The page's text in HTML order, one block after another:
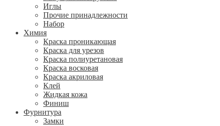
Иглы
Прочие принадлежности
Набор
Химия
Краска проникающая
Краска для урезов
Краска полиуретановая
Краска восковая
Краска акриловая
Клей
Жидкая кожа
Финиш
Фурнитура
Замки